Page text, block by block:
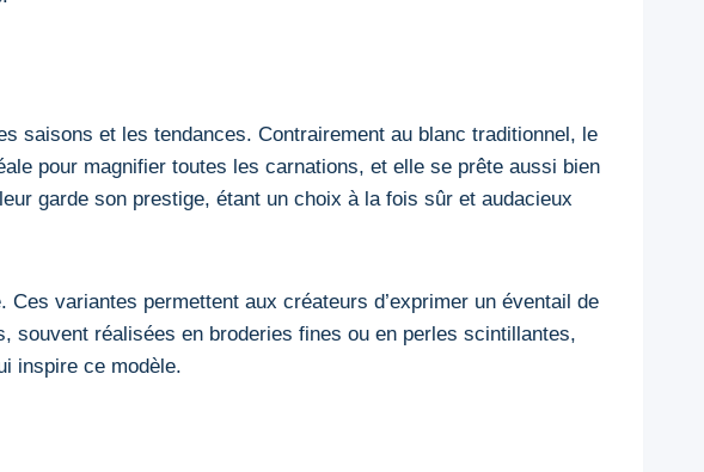
saisons et les tendances. Contrairement au blanc traditionnel, le
pour magnifier toutes les carnations, et elle se prête aussi bien
garde son prestige, étant un choix à la fois sûr et audacieux
variantes permettent aux créateurs d’exprimer un éventail de
réalisées en broderies fines ou en perles scintillantes,
inspire ce modèle.